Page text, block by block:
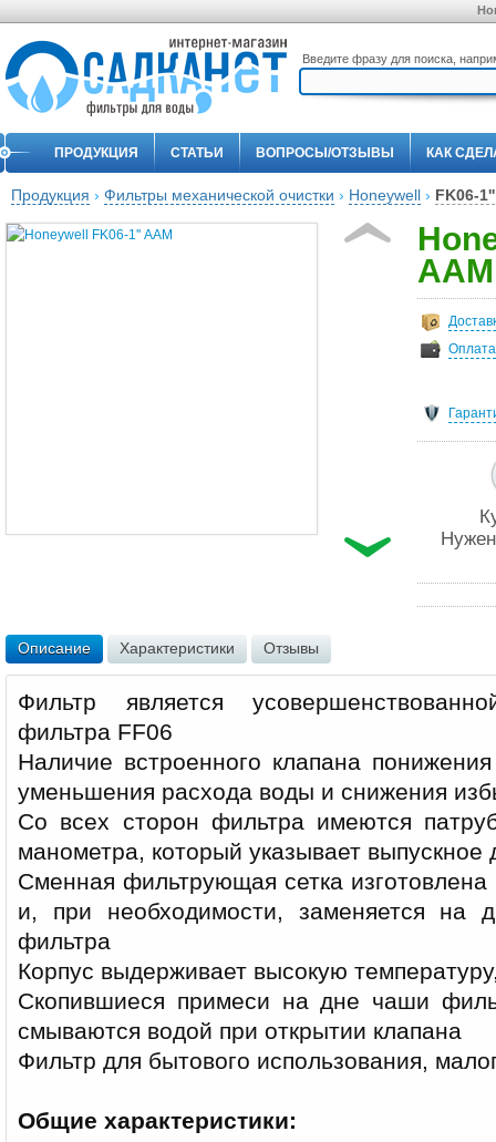
Введите фразу для поиска,
ПРОДУКЦИЯ СТАТЬИ ВОПРОСЫ/ОТЗЫВЫ КАК
Продукция › Фильтры механической очистки › Honeywell › FK06-
ААM
Оплата
Описание Характеристики Отзывы
Фильтр является
фильтра FF06
Наличие встроенного клапана
уменьшения расхода воды и снижения
Со всех сторон фильтра имеются
манометра, который указывает выпускное
Сменная фильтрующая сетка
и, при необходимости, заменяется на
фильтра
Корпус выдерживает высокую
Скопившиеся примеси на дне чаши
смываются водой при открытии клапана
Фильтр для бытового использования,
Общие характеристики: